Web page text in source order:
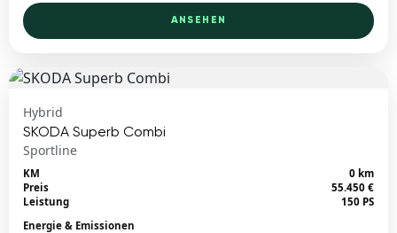
ANSEHEN
Hybrid
SKODA Superb Combi
Sportline
KM
0 km
Preis
55.450 €
Leistung
150 PS
Energie & Emissionen